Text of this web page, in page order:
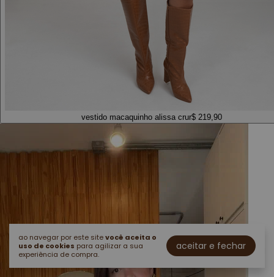
ao navegar por este sitevocê aceita o
uso de cookies para agilizar a sua
experiência de compra.
aceitar e fechar
vestido macaquinho alissa crur$ 219,90